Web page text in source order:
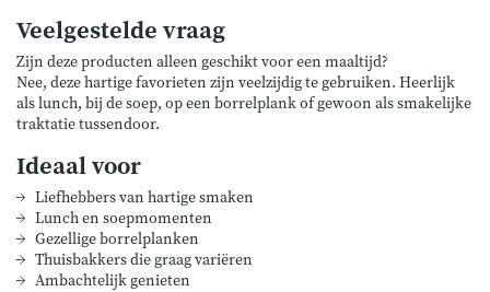
Veelgestelde vraag
Zijn deze producten alleen geschikt voor een maaltijd?
Nee, deze hartige favorieten zijn veelzijdig te gebruiken. Heerlijk
als lunch, bij de soep, op een borrelplank of gewoon als smakelijke
traktatie tussendoor.
Ideaal voor
Liefhebbers van hartige smaken
Lunch en soepmomenten
Gezellige borrelplanken
Thuisbakkers die graag variëren
Ambachtelijk genieten